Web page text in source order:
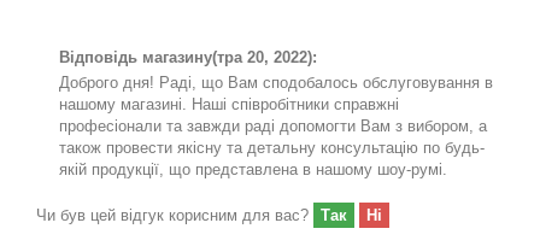
Відповідь магазину(тра 20, 2022):
Доброго дня! Раді, що Вам сподобалось обслуговування в
нашому магазині. Наші співробітники справжні
професіонали та завжди раді допомогти Вам з вибором, а
також провести якісну та детальну консультацію по будь-
якій продукції, що представлена в нашому шоу-румі.
Чи був цей відгук корисним для вас? Так Ні